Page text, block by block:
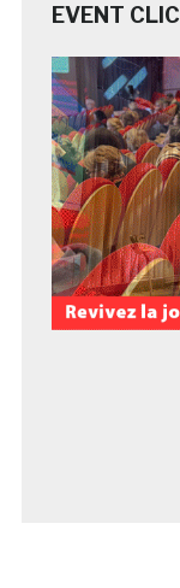
EVENT CLIC